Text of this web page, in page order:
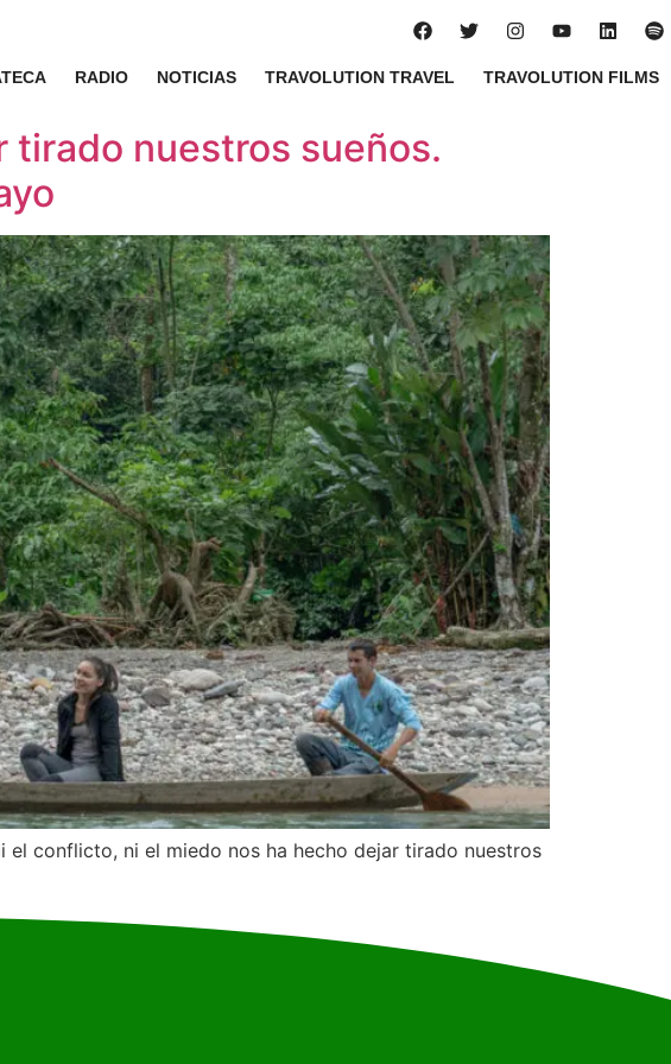
RADIO NOTICIAS TRAVOLUTION TRAVEL TRAVOLUTION FILMS
tirado nuestros sueños.
conflicto, ni el miedo nos ha hecho dejar tirado nuestros